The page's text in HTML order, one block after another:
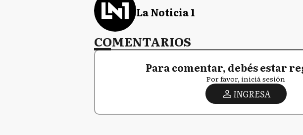
La Noticia 1
COMENTARIOS
Para comentar, debés estar
Por favor, iniciá sesión
INGRESA